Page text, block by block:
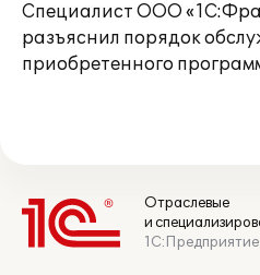
Специалист ООО
разъяснил порядок
приобретенного
Отраслевые
и
1С:Предприятие